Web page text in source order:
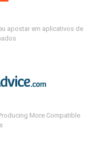
apostar em aplicativos de
More Compatible